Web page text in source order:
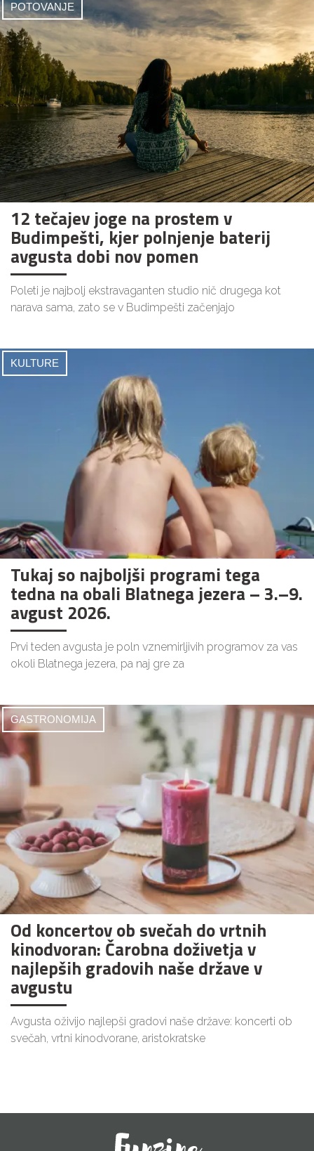
POTOVANJE
12 tečajev joge na prostem v
Budimpešti, kjer polnjenje baterij
avgusta dobi nov pomen
Poleti je najbolj ekstravaganten studio nič drugega kot
narava sama, zato se v Budimpešti začenjajo
KULTURE
Tukaj so najboljši programi tega
tedna na obali Blatnega jezera – 3.–9.
avgust 2026.
Prvi teden avgusta je poln vznemirljivih programov za vas
okoli Blatnega jezera, pa naj gre za
GASTRONOMIJA
Od koncertov ob svečah do vrtnih
kinodvoran: Čarobna doživetja v
najlepših gradovih naše države v
avgustu
Avgusta oživijo najlepši gradovi naše države: koncerti ob
svečah, vrtni kinodvorane, aristokratske